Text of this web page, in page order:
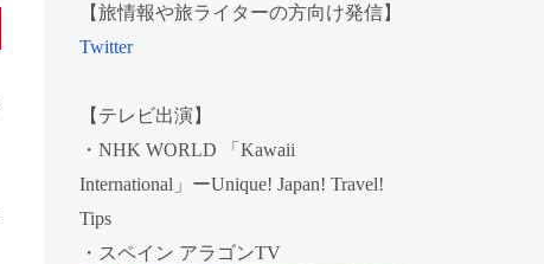
【旅情報や旅ライターの方向け発信】
Twitter
【テレビ出演】
・NHK WORLD 「Kawaii
International」ーUnique! Japan! Travel!
Tips
・スペイン アラゴンTV